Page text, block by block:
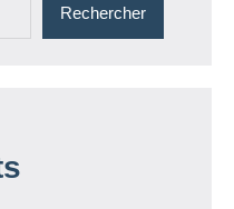
Rechercher